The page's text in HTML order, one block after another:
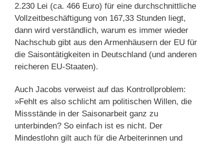
2.230 Lei (ca. 466 Euro) für eine durchschnittliche
Vollzeitbeschäftigung von 167,33 Stunden liegt,
dann wird verständlich, warum es immer wieder
Nachschub gibt aus den Armenhäusern der EU für
die Saisontätigkeiten in Deutschland (und anderen
reicheren EU-Staaten).
Auch Jacobs verweist auf das Kontrollproblem:
»Fehlt es also schlicht am politischen Willen, die
Missstände in der Saisonarbeit ganz zu
unterbinden? So einfach ist es nicht. Der
Mindestlohn gilt auch für die Arbeiterinnen und